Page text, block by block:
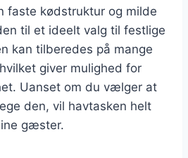
faste kødstruktur og milde
til et ideelt valg til festlige
kan tilberedes på mange
giver mulighed for
Uanset om du vælger at
den, vil havtasken helt
gæster.